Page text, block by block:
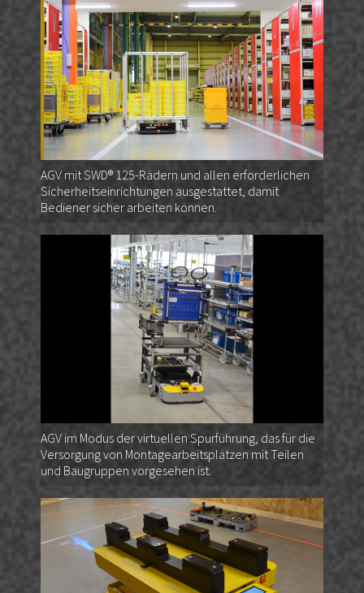
AGV mit SWD® 125-Rädern und allen erforderlichen
Sicherheitseinrichtungen ausgestattet, damit
Bediener sicher arbeiten können.
AGV im Modus der virtuellen Spurführung, das für die
Versorgung von Montagearbeitsplätzen mit Teilen
und Baugruppen vorgesehen ist.